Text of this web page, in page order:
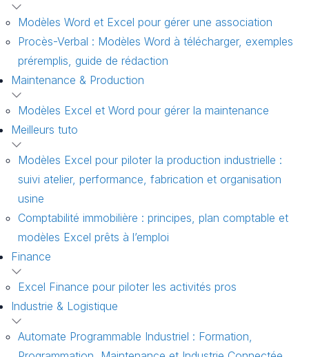
Modèles Word et Excel pour gérer une association
Procès-Verbal : Modèles Word à télécharger, exemples
préremplis, guide de rédaction
Maintenance & Production
Modèles Excel et Word pour gérer la maintenance
Meilleurs tuto
Modèles Excel pour piloter la production industrielle :
suivi atelier, performance, fabrication et organisation
usine
Comptabilité immobilière : principes, plan comptable et
modèles Excel prêts à l’emploi
Finance
Excel Finance pour piloter les activités pros
Industrie & Logistique
Automate Programmable Industriel : Formation,